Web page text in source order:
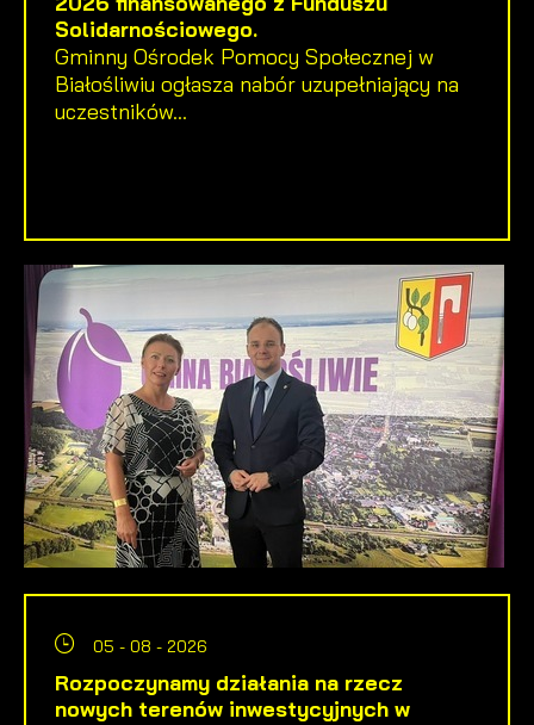
Solidarnościowego.
Gminny Ośrodek Pomocy Społecznej w
Białośliwiu ogłasza nabór uzupełniający na
uczestników...
05 - 08 - 2026
Rozpoczynamy działania na rzecz
nowych terenów inwestycyjnych w